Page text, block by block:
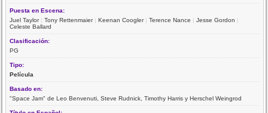
Puesta en Escena:
Juel Taylor|Tony Rettenmaier|Keenan Coogler|Terence Nance |Jesse Gordon |
Celeste Ballard
Clasificación:
PG
Tipo:
Película
Basado en:
"Space Jam" de Leo Benvenuti, Steve Rudnick, Timothy Harris y Herschel Weingrod